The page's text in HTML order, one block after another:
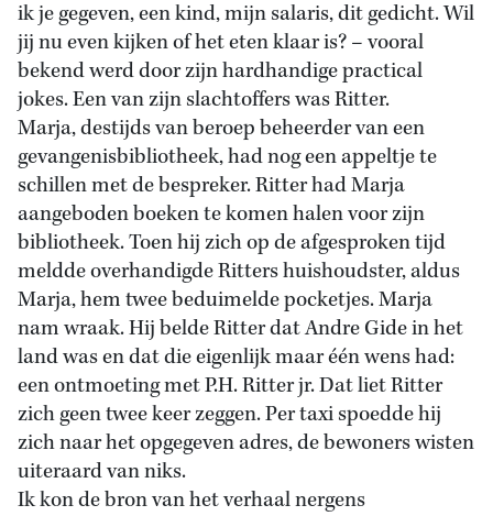
ik je gegeven, een kind, mijn salaris, dit gedicht. Wil
jij nu even kijken of het eten klaar is? – vooral
bekend werd door zijn hardhandige practical
jokes. Een van zijn slachtoffers was Ritter.
Marja, destijds van beroep beheerder van een
gevangenisbibliotheek, had nog een appeltje te
schillen met de bespreker. Ritter had Marja
aangeboden boeken te komen halen voor zijn
bibliotheek. Toen hij zich op de afgesproken tijd
meldde overhandigde Ritters huishoudster, aldus
Marja, hem twee beduimelde pocketjes. Marja
nam wraak. Hij belde Ritter dat Andre Gide in het
land was en dat die eigenlijk maar één wens had:
een ontmoeting met P.H. Ritter jr. Dat liet Ritter
zich geen twee keer zeggen. Per taxi spoedde hij
zich naar het opgegeven adres, de bewoners wisten
uiteraard van niks.
Ik kon de bron van het verhaal nergens